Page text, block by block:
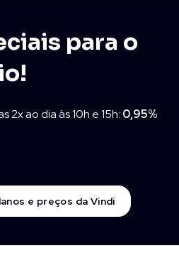
para o
2x ao dia às 10h e 15h: 0,95%
e preços da Vindi